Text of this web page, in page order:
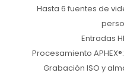
Hasta 6 fuentes de
Entradas
Procesamiento
Grabación ISO y